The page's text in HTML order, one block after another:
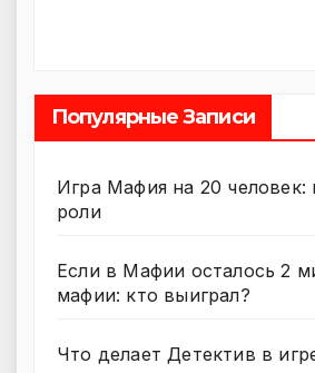
Популярные Записи
Игра Мафия на 20 человек:
роли
Если в Мафии осталось 2
мафии: кто выиграл?
Что делает Детектив в